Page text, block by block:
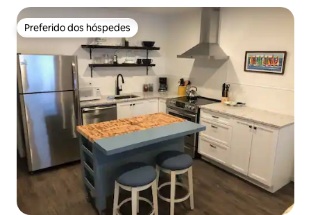
Preferido dos hóspedes
Preferido dos hóspedes